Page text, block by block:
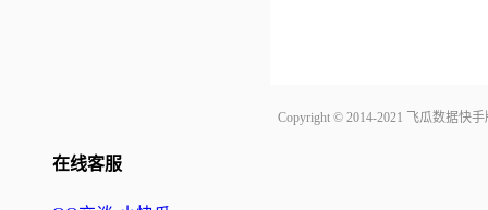
Copyright © 2014-2021 飞瓜数据快
在线客服